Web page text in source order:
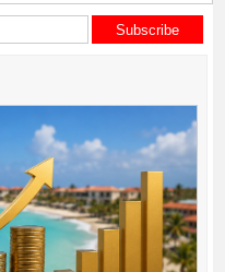
Subscribe